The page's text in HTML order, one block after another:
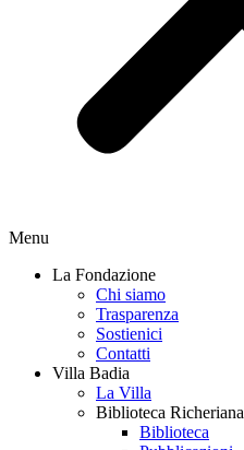
Menu
La Fondazione
Chi siamo
Trasparenza
Sostienici
Contatti
Villa Badia
La Villa
Biblioteca Richeriana
Biblioteca